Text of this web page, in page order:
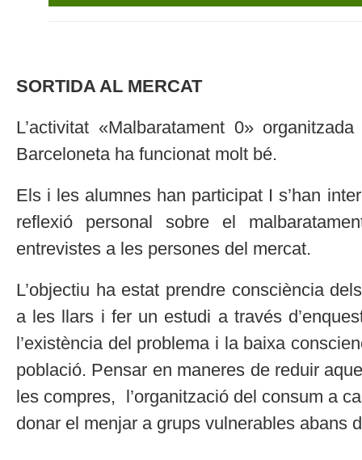
SORTIDA AL MERCAT
L’activitat «Malbaratament 0»
Barceloneta ha funcionat molt bé.
Els i les alumnes han participat I s’han
reflexió personal sobre el
entrevistes a les persones del mercat.
L’objectiu ha estat prendre consciència
a les llars i fer un estudi a través
l’existència del problema i la baixa
població. Pensar en maneres de reduir
les compres, l’organització del consum a
donar el menjar a grups vulnerables abans